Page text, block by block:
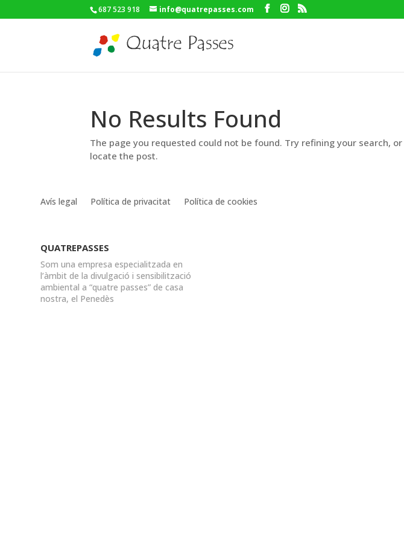
687 523 918 info@quatrepasses.com
No Results Found
The page you requested could not be found. Try refining your search,
locate the post.
Avís legal Política de privacitat Política de cookies
QUATREPASSES
Som una empresa especialitzada en
l’àmbit de la divulgació i sensibilització
ambiental a “quatre passes” de casa
nostra, el Penedès